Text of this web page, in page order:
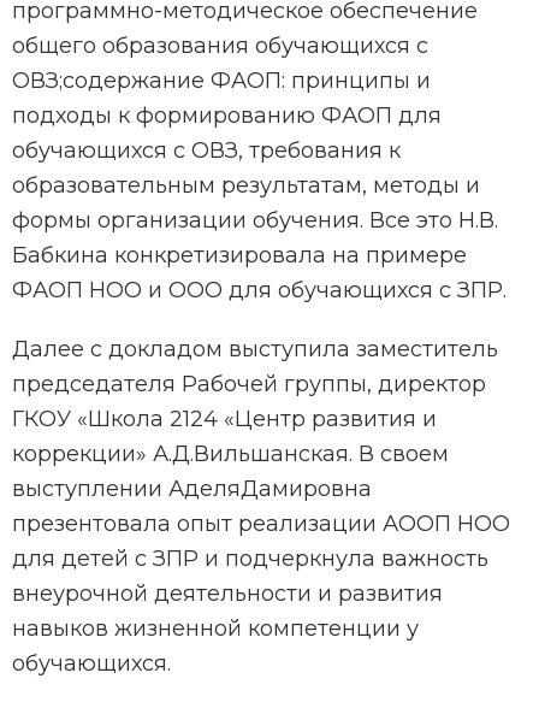
программно-методическое обеспечение
общего образования обучающихся с
ОВЗ;содержание ФАОП: принципы и
подходы к формированию ФАОП для
обучающихся с ОВЗ, требования к
образовательным результатам, методы и
формы организации обучения. Все это Н.В.
Бабкина конкретизировала на примере
ФАОП НОО и ООО для обучающихся с ЗПР.
Далее с докладом выступила заместитель
председателя Рабочей группы, директор
ГКОУ «Школа 2124 «Центр развития и
коррекции» А.Д.Вильшанская. В своем
выступлении АделяДамировна
презентовала опыт реализации АООП НОО
для детей с ЗПР и подчеркнула важность
внеурочной деятельности и развития
навыков жизненной компетенции у
обучающихся.